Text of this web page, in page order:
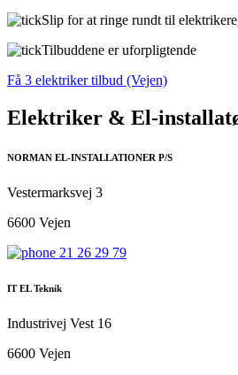
Slip for at ringe rundt til
Tilbuddene er uforpligtende
Få 3 elektriker tilbud (Vejen)
Elektriker & El-
NORMAN EL-INSTALLATIONER P/S
Vestermarksvej 3
6600 Vejen
21 26 29 79
IT EL Teknik
Industrivej Vest 16
6600 Vejen